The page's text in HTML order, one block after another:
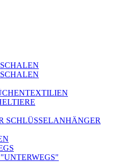
SCHLÜSSELANHÄNGER
"UNTERWEGS"